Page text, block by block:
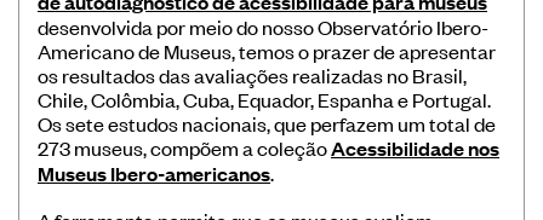
América
Banco de Boas Práticas
Convocatórias
Publicações Ibermuseus
desenvolvida por meio do nosso Observatório Ibero-
Americano de Museus, temos o prazer de apresentar
os resultados das avaliações realizadas no Brasil,
Chile, Colômbia, Cuba, Equador, Espanha e Portugal.
Os sete estudos nacionais, que perfazem um total de
273 museus, compõem a coleçãoAcessibilidade nos
Museus Ibero-americanos.